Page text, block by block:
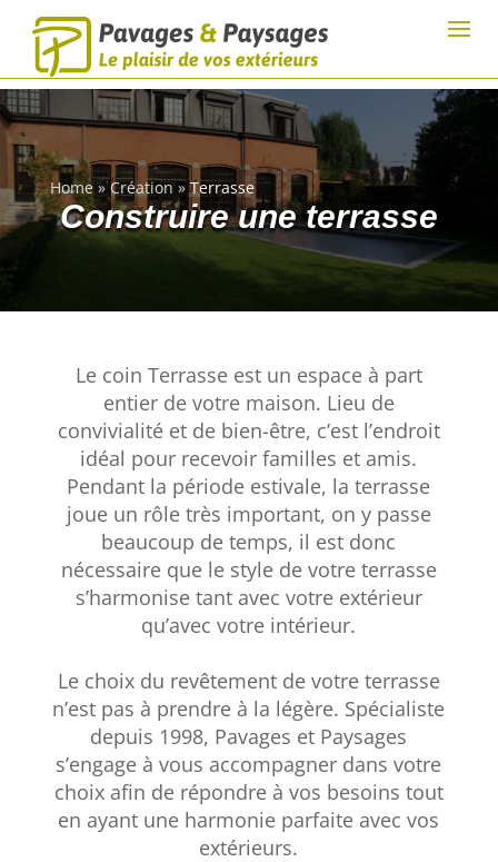
Home»Création»Terrasse
Construire une terrasse
Le coin Terrasse est un espace à part
entier de votre maison. Lieu de
convivialité et de bien-être, c’est l’endroit
idéal pour recevoir familles et amis.
Pendant la période estivale, la terrasse
joue un rôle très important, on y passe
beaucoup de temps, il est donc
nécessaire que le style de votre terrasse
s’harmonise tant avec votre extérieur
qu’avec votre intérieur.
Le choix du revêtement de votre terrasse
n’est pas à prendre à la légère. Spécialiste
depuis 1998, Pavages et Paysages
s’engage à vous accompagner dans votre
choix afin de répondre à vos besoins tout
en ayant une harmonie parfaite avec vos
extérieurs.